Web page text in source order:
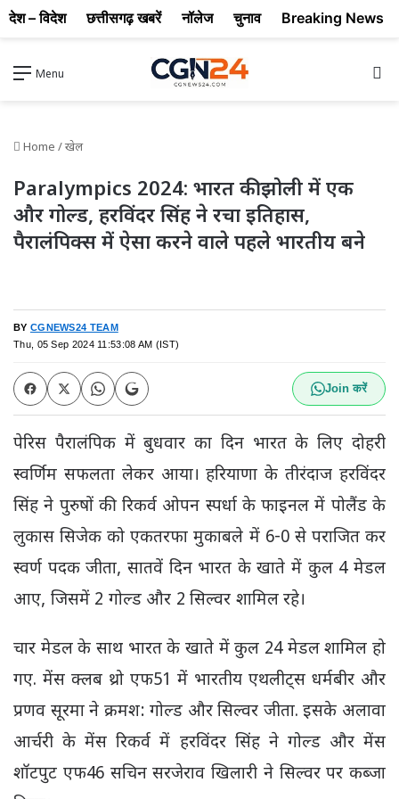
Menu
Home /खेल
Paralympics 2024: भारत की झोली में एक
और गोल्ड, हरविंदर सिंह ने रचा इतिहास,
पैरालंपिक्स में ऐसा करने वाले पहले भारतीय बने
BY CGNEWS24 TEAM
Thu, 05 Sep 2024 11:53:08 AM (IST)
Join करें
पेरिस पैरालंपिक में बुधवार का दिन भारत के लिए दोहरी
स्वर्णिम सफलता लेकर आया। हरियाणा के तीरंदाज हरविंदर
सिंह ने पुरुषों की रिकर्व ओपन स्पर्धा के फाइनल में पोलैंड के
लुकास सिजेक को एकतरफा मुकाबले में 6-0 से पराजित कर
स्वर्ण पदक जीता, सातवें दिन भारत के खाते में कुल 4 मेडल
आए, जिसमें 2 गोल्ड और 2 सिल्वर शामिल रहे।
चार मेडल के साथ भारत के खाते में कुल 24 मेडल शामिल हो
गए. मेंस क्लब थ्रो एफ51 में भारतीय एथलीट्स धर्मबीर और
प्रणव सूरमा ने क्रमश: गोल्ड और सिल्वर जीता. इसके अलावा
आर्चरी के मेंस रिकर्व में हरविंदर सिंह ने गोल्ड और मेंस
शॉटपुट एफ46 सचिन सरजेराव खिलारी ने सिल्वर पर कब्जा
देश – विदेश छत्तीसगढ़ खबरें नॉलेज चुनाव Breaking News